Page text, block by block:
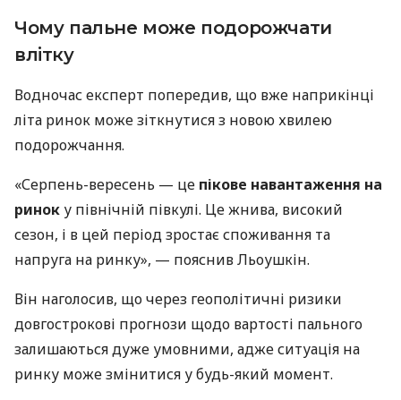
Чому пальне може подорожчати
влітку
Водночас експерт попередив, що вже наприкінці
літа ринок може зіткнутися з новою хвилею
подорожчання.
«Серпень-вересень — це пікове навантаження на
ринок у північній півкулі. Це жнива, високий
сезон, і в цей період зростає споживання та
напруга на ринку», — пояснив Льоушкін.
Він наголосив, що через геополітичні ризики
довгострокові прогнози щодо вартості пального
залишаються дуже умовними, адже ситуація на
ринку може змінитися у будь-який момент.